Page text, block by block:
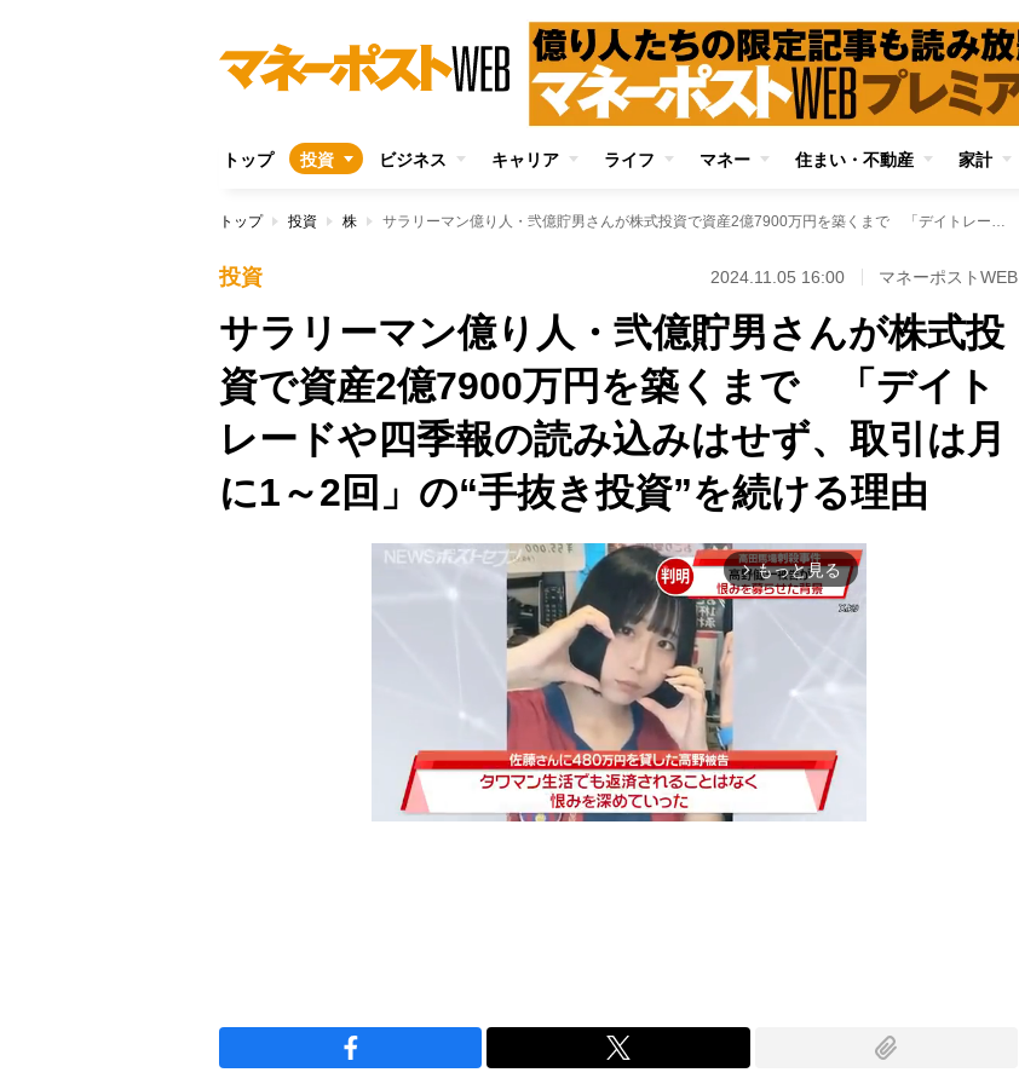
トップ 投資 ビジネス キャリア ライフ マネー 住まい・不動産 家計
トップ 投資 株 サラリーマン億り人・弐億貯男さんが株式投資で資産2億7900万円を築くまで 「デイトレードや四季報の読み込みはせず、取引は月に1～2回」の“手抜き投資”を続ける理由
投資 2024.11.05 16:00 マネーポストWEB
サラリーマン億り人・弐億貯男さんが株式投
資で資産2億7900万円を築くまで 「デイト
レードや四季報の読み込みはせず、取引は月
に1～2回」の“手抜き投資”を続ける理由
arrow_forward_ios もっと見る